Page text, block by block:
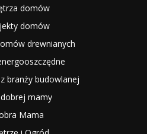
domów
domów
drewnianych
branży budowlanej
mamy
Mama